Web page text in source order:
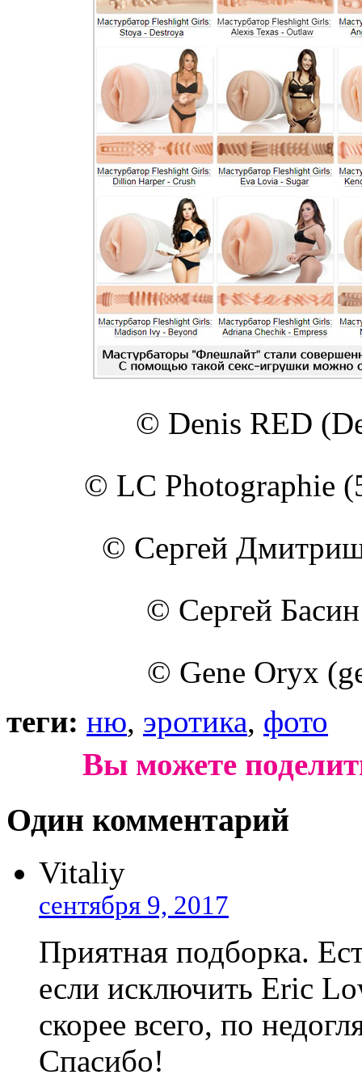
© Denis RED
© LC Photographie
© Сергей
© Сергей
© Gene Oryx
теги: ню, эротика, фото
Вы можете
Один комментарий
Vitaliy
сентября 9, 2017
Приятная подборка.
если исключить Eric
скорее всего, по
Спасибо!